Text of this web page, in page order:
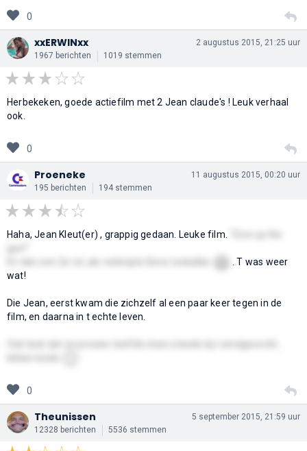
0
xxERWINxx
1967 berichten 1019 stemmen
2 augustus 2015, 21:25 uur
Herbekeken, goede actiefilm met 2 Jean claude's ! Leuk verhaal
ook.
0
Proeneke
195 berichten 194 stemmen
11 augustus 2015, 00:20 uur
Haha, Jean Kleut(er) , grappig gedaan. Leuke film.
. T was weer
wat!
Die Jean, eerst kwam die zichzelf al een paar keer tegen in de
film, en daarna in t echte leven.
0
Theunissen
12328 berichten 5536 stemmen
5 september 2015, 21:59 uur